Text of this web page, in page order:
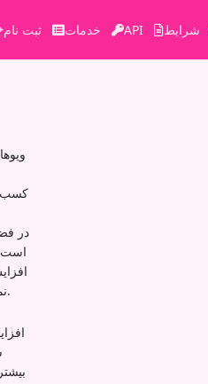
ثبت نام خدمات API شرایط
در
است.
نمایش پشت‌صحنه باشید، ویوهای لایو به شما کمک می‌کند واکنش و مشارکت فوری مخاطبان را اندازه‌گیری کنید.